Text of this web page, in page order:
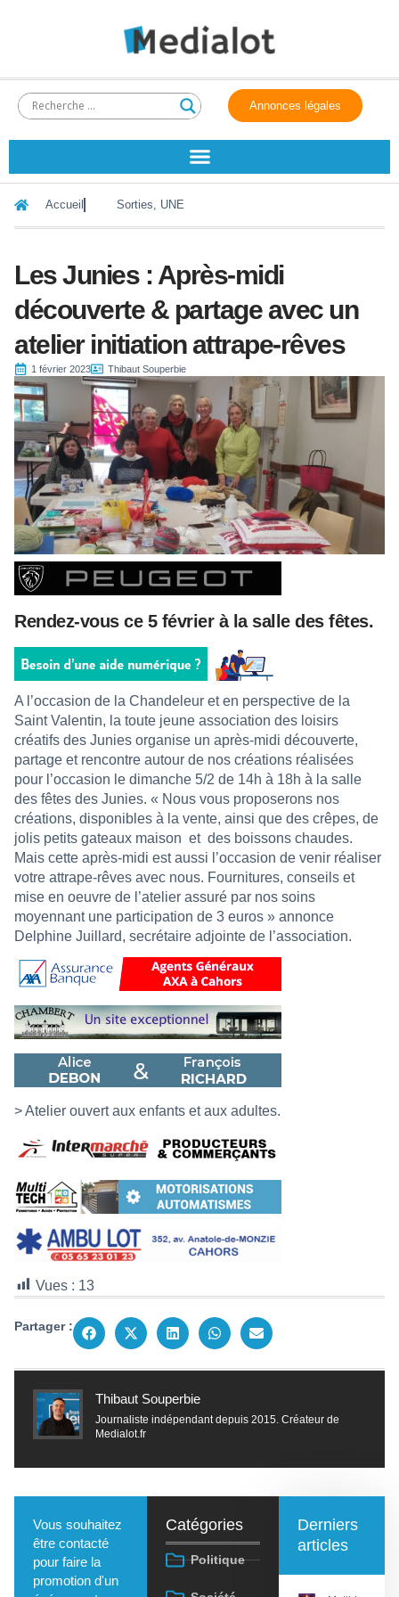
Annonces légales
Accueil Sorties, UNE
Les Junies : Après-midi
découverte & partage avec un
atelier initiation attrape-rêves
1 février 2023 Thibaut Souperbie
Rendez-vous ce 5 février à la salle des fêtes.
A l’occasion de la Chandeleur et en perspective de la
Saint Valentin, la toute jeune association des loisirs
créatifs des Junies organise un après-midi découverte,
partage et rencontre autour de nos créations réalisées
pour l’occasion le dimanche 5/2 de 14h à 18h à la salle
des fêtes des Junies. « Nous vous proposerons nos
créations, disponibles à la vente, ainsi que des crêpes, de
jolis petits gateaux maison et des boissons chaudes.
Mais cette après-midi est aussi l’occasion de venir réaliser
votre attrape-rêves avec nous. Fournitures, conseils et
mise en oeuvre de l’atelier assuré par nos soins
moyennant une participation de 3 euros » annonce
Delphine Juillard, secrétaire adjointe de l’association.
> Atelier ouvert aux enfants et aux adultes.
Vues : 13
Partager :
Thibaut Souperbie
Journaliste indépendant depuis 2015. Créateur de
Medialot.fr
Vous souhaitez
être contacté
pour faire la
promotion d'un
Catégories
Politique
Derniers
articles